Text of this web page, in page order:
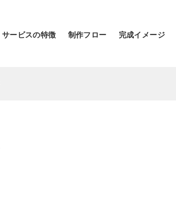
サービスの特徴 制作フロー 完成イメージ